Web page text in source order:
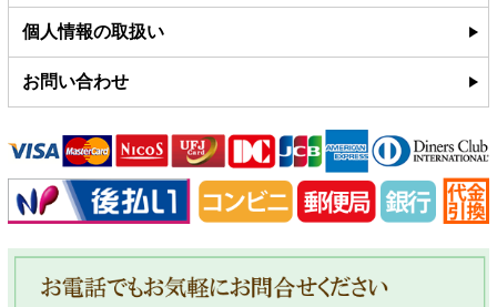
個人情報の取扱い
お問い合わせ